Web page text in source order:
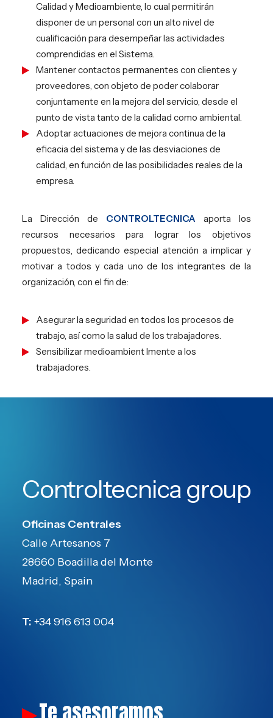
Calidad y Medioambiente, lo cual permitirán
disponer de un personal con un alto nivel de
cualificación para desempeñar las actividades
comprendidas en el Sistema.
Mantener contactos permanentes con clientes y
proveedores, con objeto de poder colaborar
conjuntamente en la mejora del servicio, desde el
punto de vista tanto de la calidad como ambiental.
Adoptar actuaciones de mejora continua de la
eficacia del sistema y de las desviaciones de
calidad, en función de las posibilidades reales de la
empresa.
La Dirección de CONTROLTECNICA aporta los
recursos necesarios para lograr los objetivos
propuestos, dedicando especial atención a implicar y
motivar a todos y cada uno de los integrantes de la
organización, con el fin de:
Asegurar la seguridad en todos los procesos de
trabajo, así como la salud de los trabajadores.
Sensibilizar medioambient lmente a los
trabajadores.
Controltecnica group
Oficinas Centrales
Calle Artesanos 7
28660 Boadilla del Monte
Madrid, Spain
T: +34 916 613 004